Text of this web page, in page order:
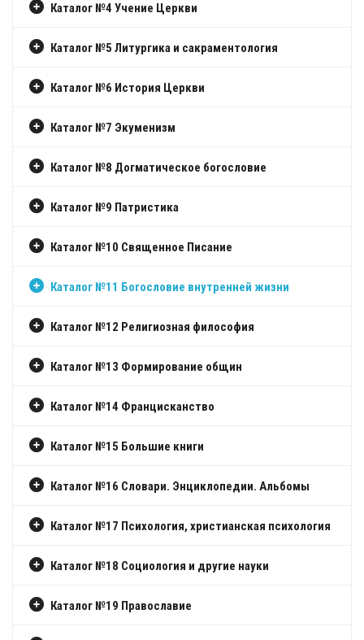
Каталог №4 Учение Церкви
Каталог №5 Литургика и сакраментология
Каталог №6 История Церкви
Каталог №7 Экуменизм
Каталог №8 Догматическое богословие
Каталог №9 Патристика
Каталог №10 Священное Писание
Каталог №11 Богословие внутренней жизни
Каталог №12 Религиозная философия
Каталог №13 Формирование общин
Каталог №14 Францисканство
Каталог №15 Большие книги
Каталог №16 Словари. Энциклопедии. Альбомы
Каталог №17 Психология, христианская психология
Каталог №18 Социология и другие науки
Каталог №19 Православие